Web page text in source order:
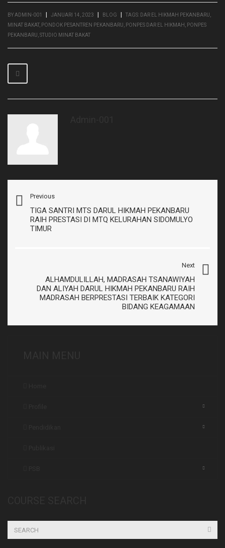
BY ADMIN-001 | JANUARI 14, 2023 | BLOG | TAGS: DAR EL HIKMAH PEKANBARU
MINAT BAKAT, PONDOK PESANTREN PEKANBARU PONPES DAR EL HIKMAH
PONPES
PEKANBARU
STUDIO MINAT BAKAT
Previous
TIGA SANTRI MTS DARUL HIKMAH PEKANBARU
RAIH PRESTASI DI MTQ KELURAHAN SIDOMULYO
TIMUR
Next
ALHAMDULILLAH, MADRASAH TSANAWIYAH
DAN ALIYAH DARUL HIKMAH PEKANBARU RAIH
MADRASAH BERPRESTASI TERBAIK KATEGORI
BIDANG KEAGAMAAN